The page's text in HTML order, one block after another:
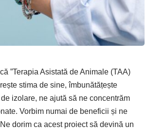
”Terapia Asistată de Animale (TAA)
stima de sine, îmbunătățește
izolare, ne ajută să ne concentrăm
Vorbim numai de beneficii și ne
dorim ca acest proiect să devină un